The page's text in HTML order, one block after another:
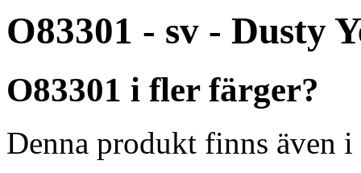
O83301 - sv - Dusty
O83301 i fler färger?
Denna produkt finns även